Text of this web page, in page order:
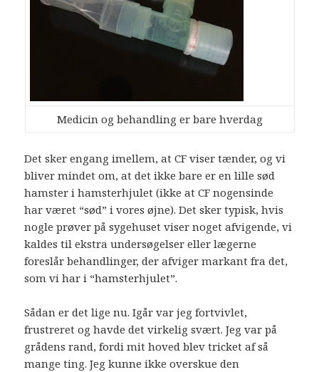
Medicin og behandling er bare hverdag
Det sker engang imellem, at CF viser tænder, og vi
bliver mindet om, at det ikke bare er en lille sød
hamster i hamsterhjulet (ikke at CF nogensinde
har været “sød” i vores øjne). Det sker typisk, hvis
nogle prøver på sygehuset viser noget afvigende, vi
kaldes til ekstra undersøgelser eller lægerne
foreslår behandlinger, der afviger markant fra det,
som vi har i “hamsterhjulet”.
Sådan er det lige nu. Igår var jeg fortvivlet,
frustreret og havde det virkelig svært. Jeg var på
grådens rand, fordi mit hoved blev tricket af så
mange ting. Jeg kunne ikke overskue den